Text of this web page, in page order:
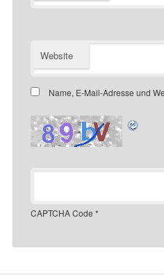
Website
Name, E-Mail-Adresse und
CAPTCHA Code *